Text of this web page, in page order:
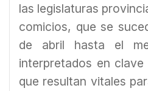
las legislaturas
comicios, que se
de abril hasta el
interpretados en
que resultan vitales